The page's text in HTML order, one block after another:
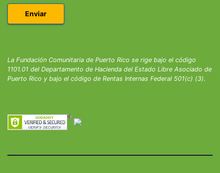
La Fundación Comunitaria de Puerto Rico se rige bajo el código
1101.01 del Departamento de Hacienda del Estado Libre Asociado de
Puerto Rico y bajo el código de Rentas Internas Federal 501(c) (3).